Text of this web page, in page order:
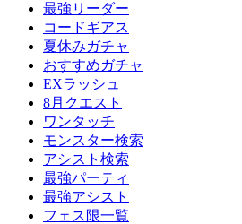
最強リーダー
コードギアス
夏休みガチャ
おすすめガチャ
EXラッシュ
8月クエスト
ワンタッチ
モンスター検索
アシスト検索
最強パーティ
最強アシスト
フェス限一覧